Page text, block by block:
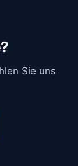
Sie uns